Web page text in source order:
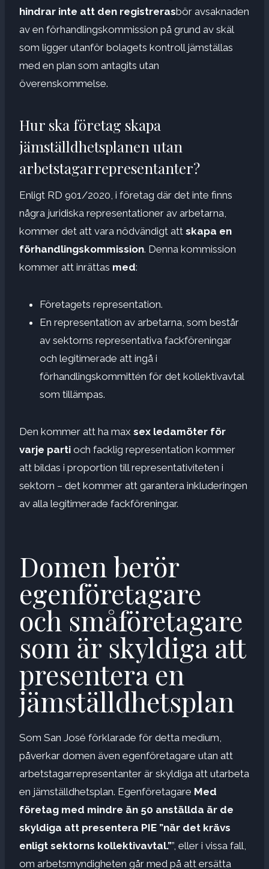
hindrar inte att den registrerasbör avsaknaden
av en förhandlingskommission på grund av skäl
som ligger utanför bolagets kontroll jämställas
med en plan som antagits utan
överenskommelse.
Hur ska företag skapa
jämställdhetsplanen utan
arbetstagarrepresentanter?
Enligt RD 901/2020, i företag där det inte finns
några juridiska representationer av arbetarna,
kommer det att vara nödvändigt att skapa en
förhandlingskommission. Denna kommission
kommer att inrättas med:
Företagets representation.
En representation av arbetarna, som består
av sektorns representativa fackföreningar
och legitimerade att ingå i
förhandlingskommittén för det kollektivavtal
som tillämpas.
Den kommer att ha max sex ledamöter för
varje parti och facklig representation kommer
att bildas i proportion till representativiteten i
sektorn – det kommer att garantera inkluderingen
av alla legitimerade fackföreningar.
Domen berör
egenföretagare
och småföretagare
som är skyldiga att
presentera en
jämställdhetsplan
Som San José förklarade för detta medium,
påverkar domen även egenföretagare utan att
arbetstagarrepresentanter är skyldiga att utarbeta
en jämställdhetsplan. Egenföretagare Med
företag med mindre än 50 anställda är de
skyldiga att presentera PIE ”när det krävs
enligt sektorns kollektivavtal.””, eller i vissa fall,
om arbetsmyndigheten går med på att ersätta